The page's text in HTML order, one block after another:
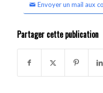
Envoyer un mail aux
Partager cette publication